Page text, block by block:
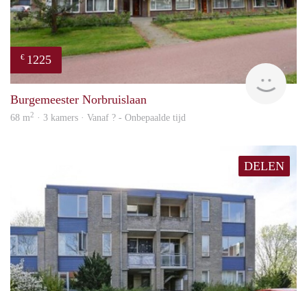
€ 1225
Burgemeester Norbruislaan
68 m2 · 3 kamers · Vanaf ? - Onbepaalde tijd
DELEN